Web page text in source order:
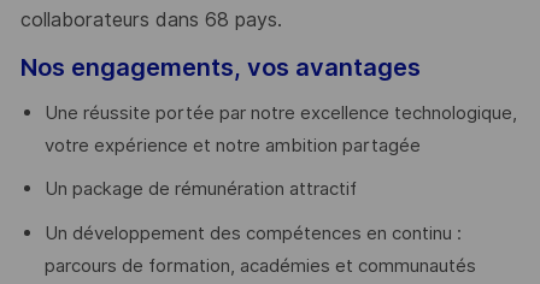
collaborateurs dans 68 pays.
Nos engagements, vos avantages
Une réussite portée par notre excellence technologique,
votre expérience et notre ambition partagée
Un package de rémunération attractif
Un développement des compétences en continu :
parcours de formation, académies et communautés